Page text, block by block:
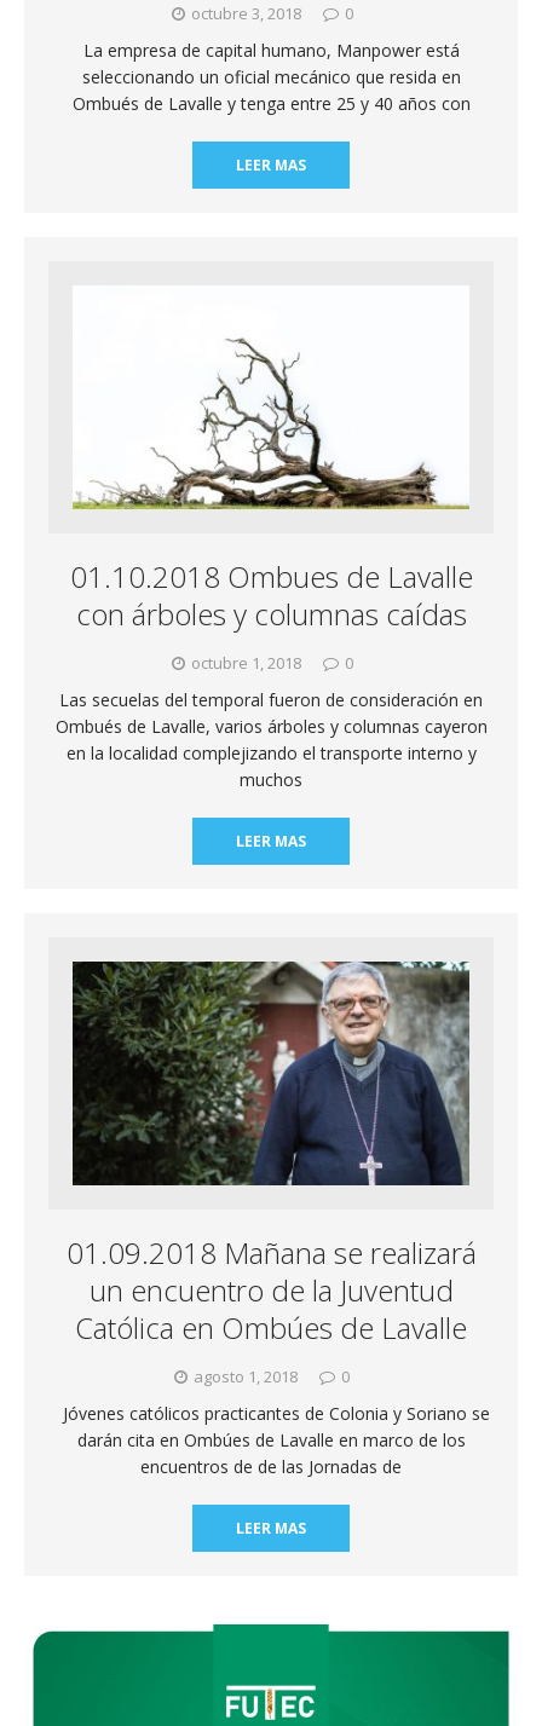
octubre 3, 2018 0
La empresa de capital humano, Manpower está
seleccionando un oficial mecánico que resida en
Ombués de Lavalle y tenga entre 25 y 40 años con
LEER MAS
01.10.2018 Ombues de Lavalle
con árboles y columnas caídas
octubre 1, 2018 0
Las secuelas del temporal fueron de consideración en
Ombués de Lavalle, varios árboles y columnas cayeron
en la localidad complejizando el transporte interno y
muchos
LEER MAS
01.09.2018 Mañana se realizará
un encuentro de la Juventud
Católica en Ombúes de Lavalle
agosto 1, 2018 0
Jóvenes católicos practicantes de Colonia y Soriano se
darán cita en Ombúes de Lavalle en marco de los
encuentros de de las Jornadas de
LEER MAS